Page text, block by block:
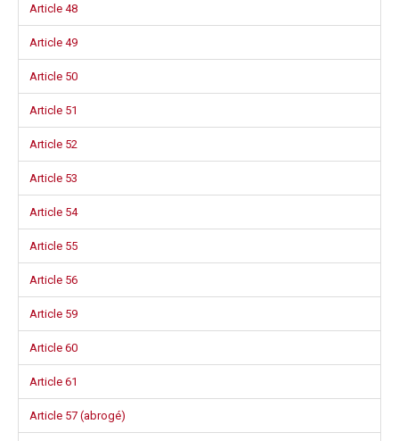
Article 48
Article 49
Article 50
Article 51
Article 52
Article 53
Article 54
Article 55
Article 56
Article 59
Article 60
Article 61
Article 57 (abrogé)